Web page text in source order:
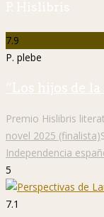
P. Hislibris
7.9
P. plebe
“Los hijos de
Premio Hislibris
novel 2025 (finalista)
Independencia
5
7.1